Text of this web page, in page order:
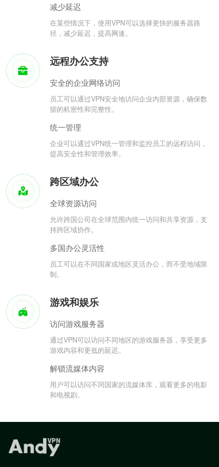
减少延迟
在某些情况下，使用VPN可以选择更快的服务器路
径，减少延迟，提高网速。
远程办公支持
安全的企业网络访问
员工可以通过VPN安全地访问企业内部资源，确保数
据的机密性和完整性。
统一管理
企业可以通过VPN统一管理和监控员工的远程访问，
提高安全性和管理效率。
跨区域办公
全球资源访问
允许跨国公司在全球范围内统一访问和共享资源，支
持跨区域协作。
多国办公灵活性
员工可以在不同国家或地区灵活办公，而不受地域限
制。
游戏和娱乐
访问游戏服务器
通过VPN可以访问不同地区的游戏服务器，享受更多
游戏内容和更低的延迟。
解锁流媒体内容
用户可以访问不同国家的流媒体库，观看更多的电影
和电视剧。